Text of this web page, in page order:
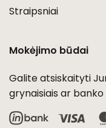
Straipsniai
Mokėjimo būdai
Galite atsiskaityti
grynaisiais ar
Visa